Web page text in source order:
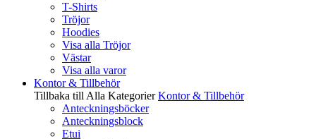
T-Shirts
Tröjor
Hoodies
Visa alla Tröjor
Västar
Visa alla varor
Kontor & Tillbehör
Tillbaka till Alla Kategorier Kontor & Tillbehör
Anteckningsböcker
Anteckningsblock
Etui